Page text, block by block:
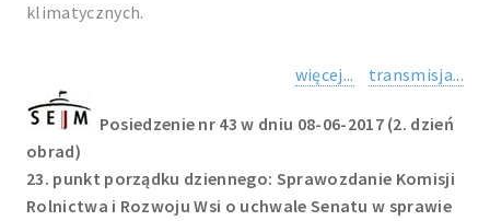
klimatycznych.
więcej... transmisja...
Posiedzenie nr 43 w dniu 08-06-2017 (2. dzień
obrad)
23. punkt porządku dziennego: Sprawozdanie Komisji
Rolnictwa i Rozwoju Wsi o uchwale Senatu w sprawie